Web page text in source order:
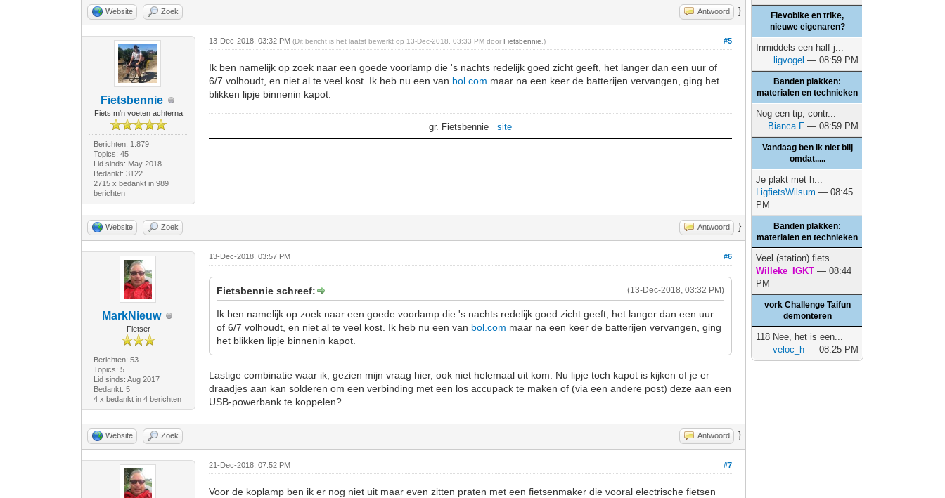
Website Zoek Antwoord }
Fietsbennie
Fiets m'n voeten achterna
Berichten: 1.879
Topics: 45
Lid sinds: May 2018
Bedankt: 3122
2715 x bedankt in 989
berichten
#5
13-Dec-2018, 03:32 PM(Dit bericht is het laatst bewerkt op 13-Dec-2018, 03:33 PM doorFietsbennie .)
Ik ben namelijk op zoek naar een goede voorlamp die 's nachts redelijk goed zicht geeft, het langer dan een uur of
6/7 volhoudt, en niet al te veel kost. Ik heb nu een van bol.com maar na een keer de batterijen vervangen, ging het
blikken lipje binnenin kapot.
gr. Fietsbenniesite
Website Zoek Antwoord }
MarkNieuw
Fietser
Berichten: 53
Topics: 5
Lid sinds: Aug 2017
Bedankt: 5
4 x bedankt in 4 berichten
#6
13-Dec-2018, 03:57 PM
(13-Dec-2018, 03:32 PM)
Fietsbennie schreef:
Ik ben namelijk op zoek naar een goede voorlamp die 's nachts redelijk goed zicht geeft, het langer dan een uur
of 6/7 volhoudt, en niet al te veel kost. Ik heb nu een van bol.com maar na een keer de batterijen vervangen, ging
het blikken lipje binnenin kapot.
Lastige combinatie waar ik, gezien mijn vraag hier, ook niet helemaal uit kom. Nu lipje toch kapot is kijken of je er
draadjes aan kan solderen om een verbinding met een los accupack te maken of (via een andere post) deze aan een
USB-powerbank te koppelen?
Website Zoek Antwoord }
#7
21-Dec-2018, 07:52 PM
Voor de koplamp ben ik er nog niet uit maar even zitten praten met een fietsenmaker die vooral electrische fietsen
Flevobike en trike,
nieuwe eigenaren?
Inmiddels een half j...
ligvogel — 08:59 PM
Banden plakken:
materialen en technieken
Nog een tip, contr...
Bianca F — 08:59 PM
Vandaag ben ik niet blij
omdat.....
Je plakt met h...
LigfietsWilsum — 08:45
PM
Banden plakken:
materialen en technieken
Veel (station) fiets...
Willeke_IGKT — 08:44
PM
vork Challenge Taifun
demonteren
118 Nee, het is een...
veloc_h — 08:25 PM